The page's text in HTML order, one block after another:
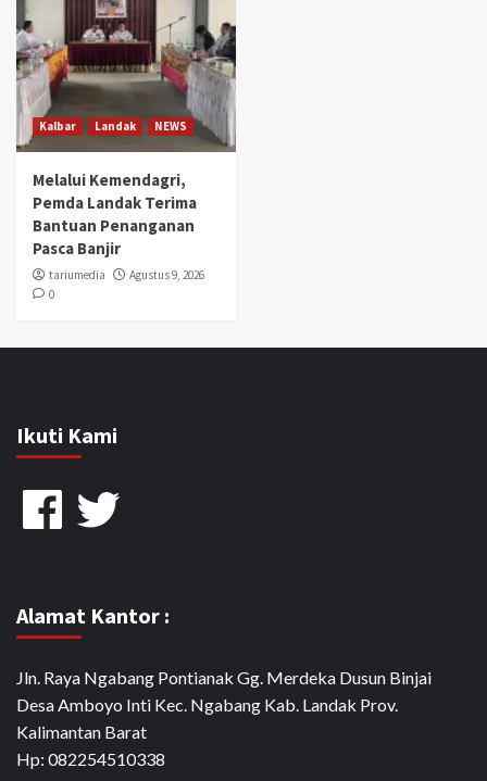
Kalbar Landak NEWS
Melalui Kemendagri,
Pemda Landak Terima
Bantuan Penanganan
Pasca Banjir
tariumedia
Agustus 9, 2026
0
Ikuti Kami
FacebookTwitter
Alamat Kantor :
Jln. Raya Ngabang Pontianak Gg. Merdeka Dusun Binjai
Desa Amboyo Inti Kec. Ngabang Kab. Landak Prov.
Kalimantan Barat
Hp: 082254510338